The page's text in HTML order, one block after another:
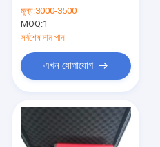
মূল্য:3000-3500
MOQ:1
সর্বশেষ দাম পান
এখন যোগাযোগ